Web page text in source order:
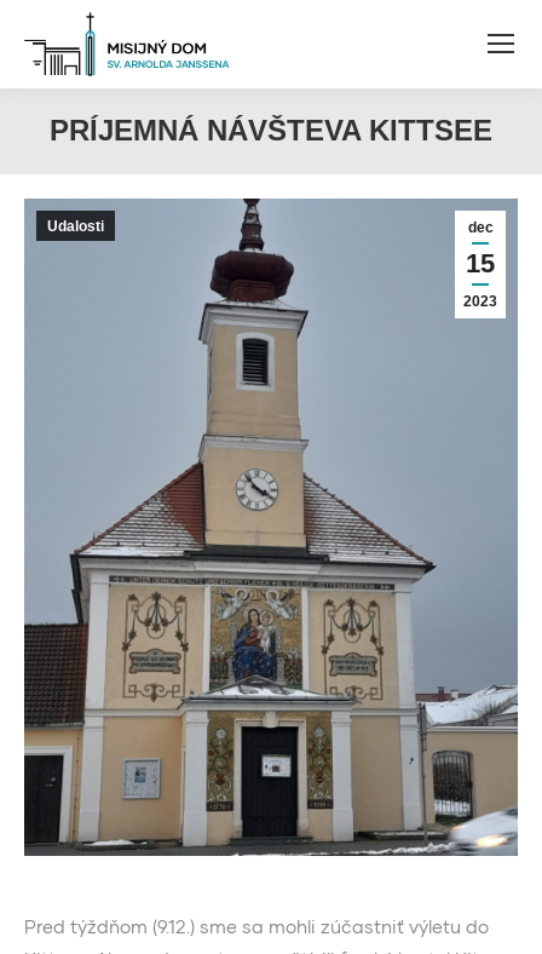
PRÍJEMNÁ NÁVŠTEVA KITTSEE
dec
15
2023
Udalosti
Pred týždňom (9.12.) sme sa mohli zúčastniť výletu do